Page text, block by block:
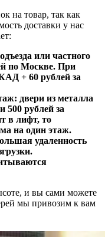
на товар, так как
доставки у нас
или частного
по Москве. При
+ 60 рублей за
двери из металла
500 рублей за
в лифт, то
на один этаж.
удаленность
и вы сами можете
мы привозим к вам